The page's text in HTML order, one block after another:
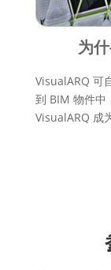
为
VisualARQ 可
到 BIM 物件中
VisualARQ 成